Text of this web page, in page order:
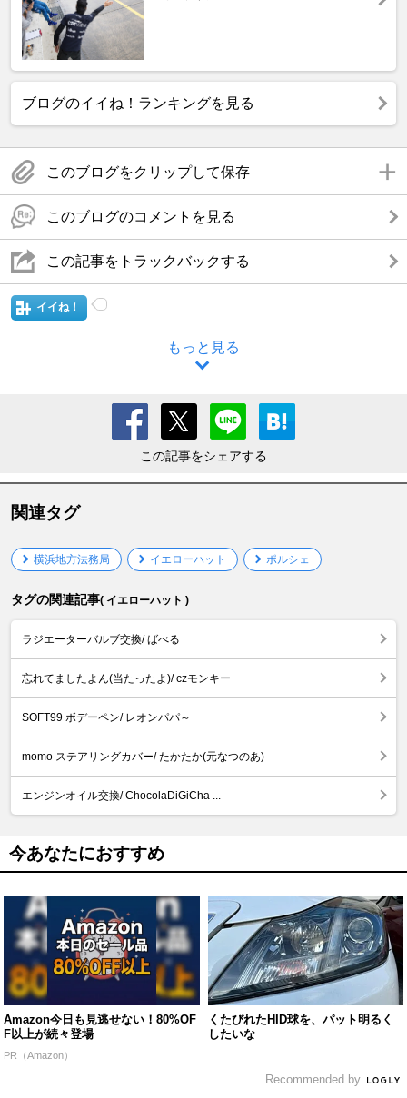
ブログのイイね！ランキングを見る
このブログをクリップして保存
このブログのコメントを見る
この記事をトラックバックする
イイね！
もっと見る
この記事をシェアする
関連タグ
横浜地方法務局 イエローハット ポルシェ
タグの関連記事( イエローハット )
ラジエーターバルブ交換/ ばべる
忘れてましたよん(当たったよ)/ czモンキー
SOFT99 ボデーペン/ レオンパパ～
momo ステアリングカバー/ たかたか(元なつのあ)
エンジンオイル交換/ ChocolaDiGiCha ...
今あなたにおすすめ
Amazon今日も見逃せない！80%OF
F以上が続々登場
PR（Amazon）
くたびれたHID球を、パット明るく
したいな
Recommended by